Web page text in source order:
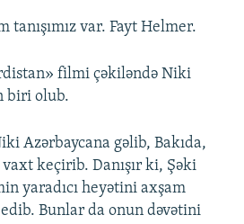
tanışımız var. Fayt Helmer.
filmi çəkiləndə Niki
biri olub.
Azərbaycana gəlib, Bakıda,
keçirib. Danışır ki, Şəki
yaradıcı heyətini axşam
Bunlar da onun dəvətini